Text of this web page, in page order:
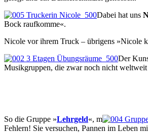
Dabei hat uns
Bock raufkomme«.
Nicole vor ihrem Truck – übrigens »Nicole
Der
Musikgruppen, die zwar noch nicht
So die Gruppe »Lehrgeld«, m
Fehlern! Sie versuchen, Pannen im Leben